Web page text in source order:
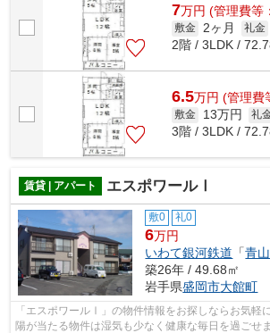
7万円 (管理費等
敷金 2ヶ月 礼金
2階 / 3LDK /
6.5万円 (管理費
敷金 13万円 礼
3階 / 3LDK /
賃貸 | アパート エスポワールⅠ
敷0 礼0
6万円
いわて銀河鉄道 「青山
築26年 / 49.68㎡
岩手県盛岡市大館町
「エスポワールⅠ」の物件情報をお探しならお気軽
陽が当たる物件は湿気も少なく健康な毎日を過ごせ